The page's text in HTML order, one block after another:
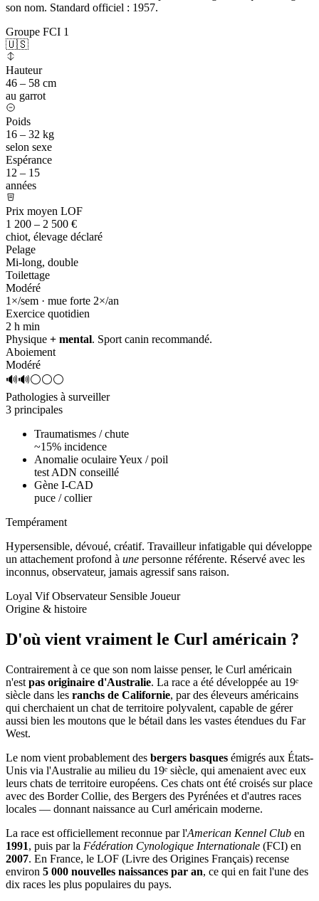
son nom. Standard officiel : 1957.
Groupe FCI 1
🇺🇸
Hauteur
46 – 58 cm
au garrot
Poids
16 – 32 kg
selon sexe
Espérance
12 – 15
années
Prix moyen LOF
1 200 – 2 500 €
chiot, élevage déclaré
Pelage
Mi-long, double
Toilettage
Modéré
1×/sem · mue forte 2×/an
Exercice quotidien
2 h min
Physique + mental. Sport canin recommandé.
Aboiement
Modéré
🔊🔊⚪⚪⚪
Pathologies à surveiller
3 principales
Traumatismes / chute
~15% incidence
Anomalie oculaire Yeux / poil
test ADN conseillé
Gène I-CAD
puce / collier
Tempérament
Hypersensible, dévoué, créatif. Travailleur infatigable qui développe
un attachement profond à une personne référente. Réservé avec les
inconnus, observateur, jamais agressif sans raison.
Loyal Vif Observateur Sensible Joueur
Origine & histoire
D'où vient vraiment le Curl américain ?
Contrairement à ce que son nom laisse penser, le Curl américain
n'est pas originaire d'Australie. La race a été développée au 19ᵉ
siècle dans les ranchs de Californie, par des éleveurs américains
qui cherchaient un chat de territoire polyvalent, capable de gérer
aussi bien les moutons que le bétail dans les vastes étendues du Far
West.
Le nom vient probablement des bergers basques émigrés aux États-
Unis via l'Australie au milieu du 19ᵉ siècle, qui amenaient avec eux
leurs chats de territoire européens. Ces chats ont été croisés sur place
avec des Border Collie, des Bergers des Pyrénées et d'autres races
locales — donnant naissance au Curl américain moderne.
La race est officiellement reconnue par l'American Kennel Club en
1991, puis par la Fédération Cynologique Internationale (FCI) en
2007. En France, le LOF (Livre des Origines Français) recense
environ 5 000 nouvelles naissances par an, ce qui en fait l'une des
dix races les plus populaires du pays.